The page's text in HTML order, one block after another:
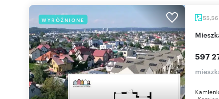
WYRÓŻNIONE 55,56
597